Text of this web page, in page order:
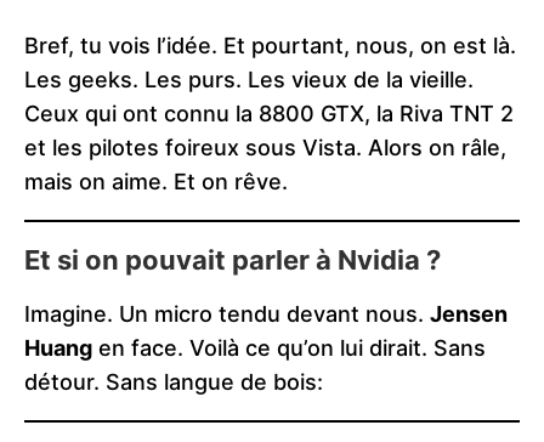
Bref, tu vois l’idée. Et pourtant, nous, on est là.
Les geeks. Les purs. Les vieux de la vieille.
Ceux qui ont connu la 8800 GTX, la Riva TNT 2
et les pilotes foireux sous Vista. Alors on râle,
mais on aime. Et on rêve.
Et si on pouvait parler à Nvidia ?
Imagine. Un micro tendu devant nous. Jensen
Huang en face. Voilà ce qu’on lui dirait. Sans
détour. Sans langue de bois: